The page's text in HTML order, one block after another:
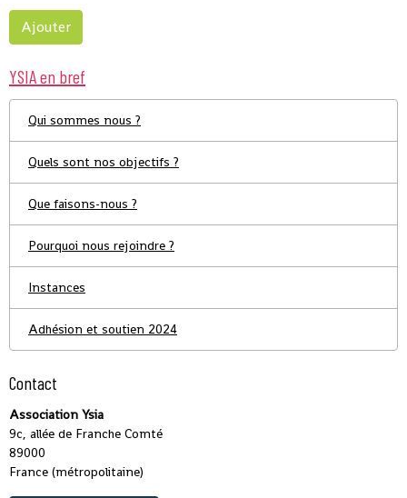
Ajouter
YSIA en bref
Qui sommes nous ?
Quels sont nos objectifs ?
Que faisons-nous ?
Pourquoi nous rejoindre ?
Instances
Adhésion et soutien 2024
Contact
Association Ysia
9c, allée de Franche Comté
89000
France (métropolitaine)